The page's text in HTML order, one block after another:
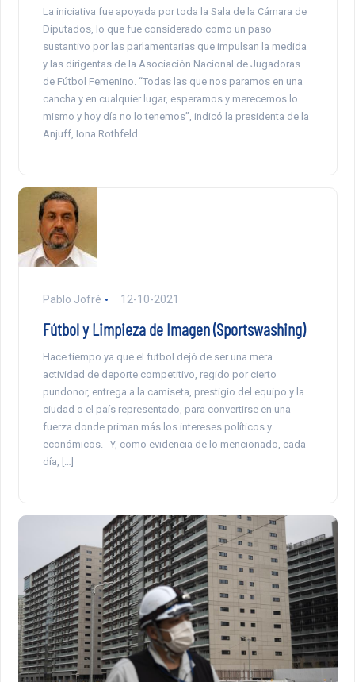
La iniciativa fue apoyada por toda la Sala de la Cámara de
Diputados, lo que fue considerado como un paso
sustantivo por las parlamentarias que impulsan la medida
y las dirigentas de la Asociación Nacional de Jugadoras
de Fútbol Femenino. “Todas las que nos paramos en una
cancha y en cualquier lugar, esperamos y merecemos lo
mismo y hoy día no lo tenemos”, indicó la presidenta de la
Anjuff, Iona Rothfeld.
Pablo Jofré 12-10-2021
Fútbol y Limpieza de Imagen (Sportswashing)
Hace tiempo ya que el futbol dejó de ser una mera
actividad de deporte competitivo, regido por cierto
pundonor, entrega a la camiseta, prestigio del equipo y la
ciudad o el país representado, para convertirse en una
fuerza donde priman más los intereses políticos y
económicos. Y, como evidencia de lo mencionado, cada
día, […]